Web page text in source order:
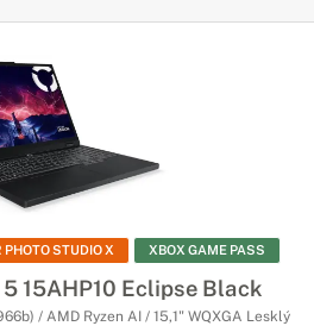
PHOTO STUDIO X XBOX GAME PASS
15AHP10 Eclipse Black
/ AMD Ryzen AI / 15,1" WQXGA Lesklý